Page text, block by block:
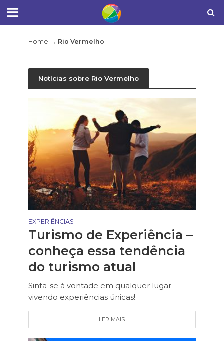
Home → Rio Vermelho
Notícias sobre Rio Vermelho
EXPERIÊNCIAS
Turismo de Experiência –
conheça essa tendência
do turismo atual
Sinta-se à vontade em qualquer lugar
vivendo experiências únicas!
LER MAIS